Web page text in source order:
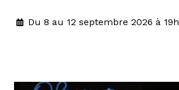
Du 8 au 12 septembre 2026 à 19h